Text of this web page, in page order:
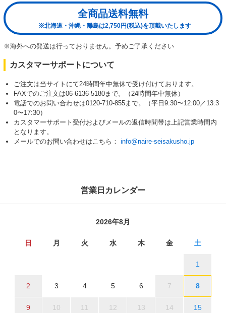
全商品送料無料
※北海道・沖縄・離島は2,750円(税込)を頂戴いたします
※海外への発送は行っておりません。予めご了承ください
カスタマーサポートについて
ご注文は当サイトにて24時間年中無休で受け付けております。
FAXでのご注文は06-6136-5180まで。（24時間年中無休）
電話でのお問い合わせは0120-710-855まで。（平日9:30〜12:00／13:3
0〜17:30）
カスタマーサポート受付およびメールの返信時間帯は上記営業時間内
となります。
メールでのお問い合わせはこちら： info@naire-seisakusho.jp
営業日カレンダー
2026年8月
日 月 火 水 木 金 土
1
2 3 4 5 6 7 8
9 10 11 12 13 14 15